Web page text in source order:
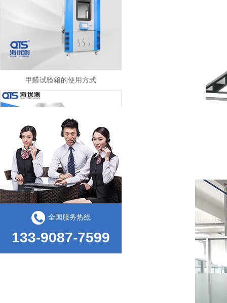
甲醛试验箱的使用方式
盐雾试验箱的测试标准和试验方法
全国服务热线
133-9087-7599